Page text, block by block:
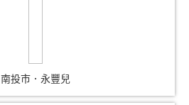
南投市．永豐兒